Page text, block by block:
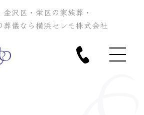
金沢区・栄区の家族葬・
葬儀なら横浜セレモ株式会社